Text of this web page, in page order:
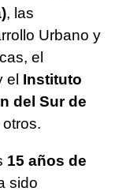
, las
Urbano y
el
el Instituto
del Sur de
15 años de
sido